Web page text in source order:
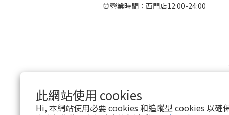
此網站使用 cookies
Hi, 本網站使用必要 cookies 和追蹤型 cookies 以確
⏰營業時間：西門店12:00-24:00